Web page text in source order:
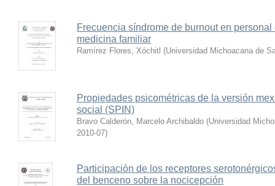
Frecuencia síndrome de burnout en
medicina familiar
Ramírez Flores, Xóchitl (Universidad Michoacana de
Propiedades psicométricas de la versión
social (SPIN)
Bravo Calderón, Marcelo Archibaldo (Universidad
2010-07)
Participación de los receptores
del benceno sobre la nocicepción